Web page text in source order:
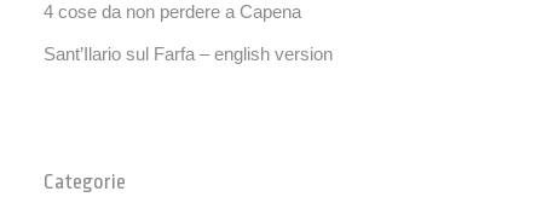
4 cose da non perdere a Capena
Sant’Ilario sul Farfa – english version
Categorie